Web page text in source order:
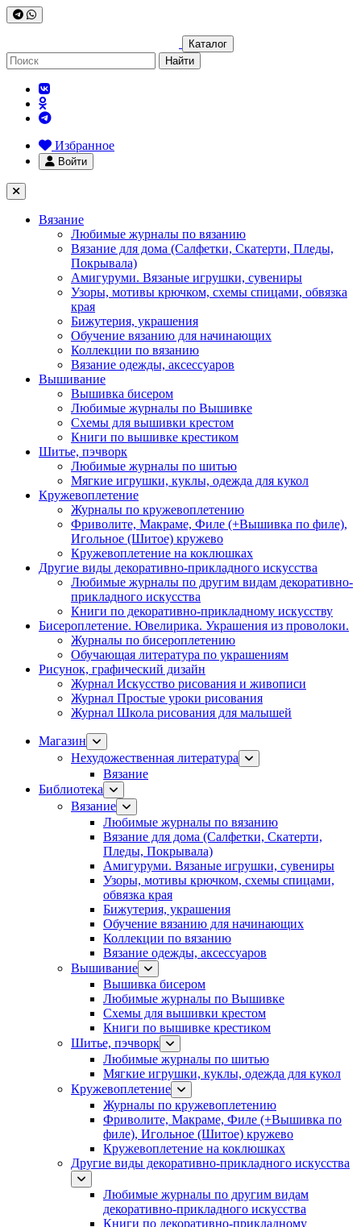
Каталог
Найти
Избранное
Войти
Вязание
Любимые журналы по вязанию
Вязание для дома (Салфетки, Скатерти, Пледы,
Покрывала)
Амигуруми. Вязаные игрушки, сувениры
Узоры, мотивы крючком, схемы спицами, обвязка
края
Бижутерия, украшения
Обучение вязанию для начинающих
Коллекции по вязанию
Вязание одежды, аксессуаров
Вышивание
Вышивка бисером
Любимые журналы по Вышивке
Схемы для вышивки крестом
Книги по вышивке крестиком
Шитье, пэчворк
Любимые журналы по шитью
Мягкие игрушки, куклы, одежда для кукол
Кружевоплетение
Журналы по кружевоплетению
Фриволите, Макраме, Филе (+Вышивка по филе),
Игольное (Шитое) кружево
Кружевоплетение на коклюшках
Другие виды декоративно-прикладного искусства
Любимые журналы по другим видам декоративно-
прикладного искусства
Книги по декоративно-прикладному искусству
Бисероплетение. Ювелирика. Украшения из проволоки.
Журналы по бисероплетению
Обучающая литература по украшениям
Рисунок, графический дизайн
Журнал Искусство рисования и живописи
Журнал Простые уроки рисования
Журнал Школа рисования для малышей
Магазин
Нехудожественная литература
Вязание
Библиотека
Вязание
Любимые журналы по вязанию
Вязание для дома (Салфетки, Скатерти,
Пледы, Покрывала)
Амигуруми. Вязаные игрушки, сувениры
Узоры, мотивы крючком, схемы спицами,
обвязка края
Бижутерия, украшения
Обучение вязанию для начинающих
Коллекции по вязанию
Вязание одежды, аксессуаров
Вышивание
Вышивка бисером
Любимые журналы по Вышивке
Схемы для вышивки крестом
Книги по вышивке крестиком
Шитье, пэчворк
Любимые журналы по шитью
Мягкие игрушки, куклы, одежда для кукол
Кружевоплетение
Журналы по кружевоплетению
Фриволите, Макраме, Филе (+Вышивка по
филе), Игольное (Шитое) кружево
Кружевоплетение на коклюшках
Другие виды декоративно-прикладного искусства
Любимые журналы по другим видам
декоративно-прикладного искусства
Книги по декоративно-прикладному